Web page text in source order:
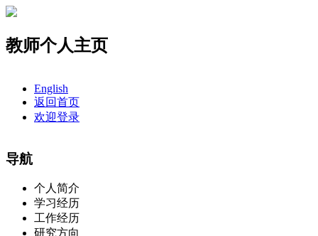
教师个人主页
English
返回首页
欢迎登录
导航
个人简介
学习经历
工作经历
研究方向